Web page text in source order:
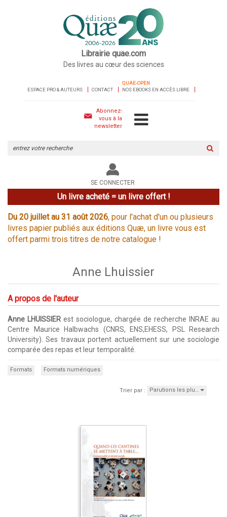
Librairie quae.com
Des livres au cœur des sciences
ESPACE PRO & AUTEURS CONTACT
QUAE-OPEN
NOS EBOOKS EN ACCÈS LIBRE
Abonnez-
vous à la
newsletter
le
site
SE CONNECTER
Un livre acheté = un livre offert !
Du 20 juillet au 31 août 2026, pour l'achat d'un ou plusieurs
livres papier publiés aux éditions Quæ, un livre vous est
offert parmi trois titres de notre catalogue !
Anne Lhuissier
A propos de l'auteur
Anne LHUISSIER est sociologue, chargée de recherche INRAE au
Centre Maurice Halbwachs (CNRS, ENS,EHESS, PSL Research
University). Ses travaux portent actuellement sur une sociologie
comparée des repas et leur temporalité.
Formats Formats numériques
Trier par : Parutions les plu…